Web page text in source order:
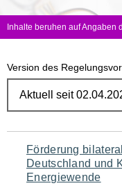
Inhalte beruhen auf Angaben
Version des
Navigation
für
Förderung
Deutschland und
Energiewende